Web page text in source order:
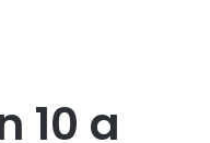
10 a